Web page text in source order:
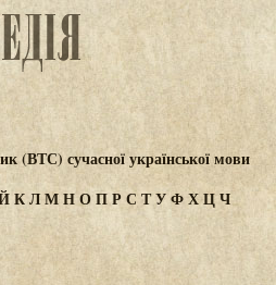
(ВТС) сучасної української мови
КЛМНОПР СТУФХЦЧ